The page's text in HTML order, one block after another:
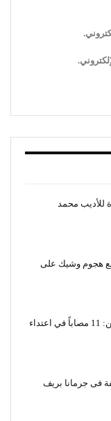
للأديب محمد
هجوم وشيك على
تحالف دعم الشرعية في اليمن: 11 مصاباً في اعتداء
فى جرمانا بريف